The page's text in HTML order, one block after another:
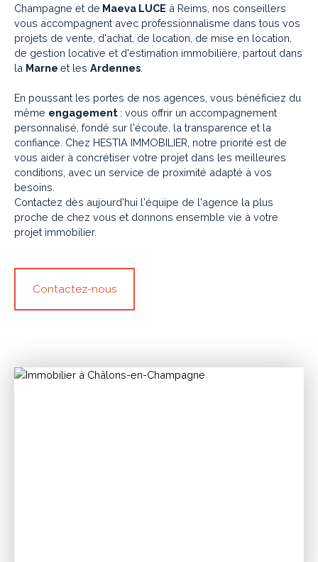
Champagne et de Maeva LUCE à Reims, nos conseillers
vous accompagnent avec professionnalisme dans tous vos
projets de vente, d'achat, de location, de mise en location,
de gestion locative et d'estimation immobilière, partout dans
la Marne et les Ardennes
En poussant les portes de nos agences, vous bénéficiez du
même engagement : vous offrir un accompagnement
personnalisé, fondé sur l'écoute, la transparence et la
confiance. Chez HESTIA IMMOBILIER, notre priorité est de
vous aider à concrétiser votre projet dans les meilleures
conditions, avec un service de proximité adapté à vos
besoins.
Contactez dès aujourd'hui l'équipe de l'agence la plus
proche de chez vous et donnons ensemble vie à votre
projet immobilier.
Contactez-nous